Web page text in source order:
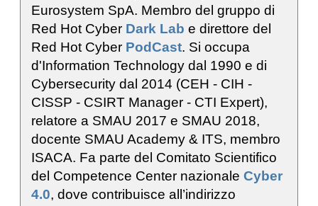
Eurosystem SpA. Membro del gruppo di
Red Hot Cyber Dark Lab e direttore del
Red Hot Cyber PodCast. Si occupa
d'Information Technology dal 1990 e di
Cybersecurity dal 2014 (CEH - CIH -
CISSP - CSIRT Manager - CTI Expert),
relatore a SMAU 2017 e SMAU 2018,
docente SMAU Academy & ITS, membro
ISACA. Fa parte del Comitato Scientifico
del Competence Center nazionale Cyber
4.0, dove contribuisce all’indirizzo